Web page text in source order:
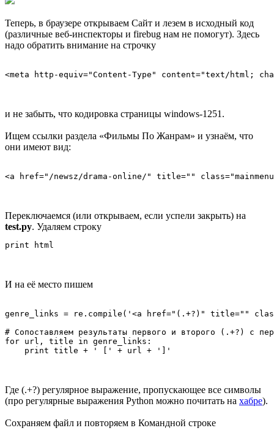
Теперь, в браузере открываем Сайт и лезем в исходный код
(различные веб-инспекторы и firebug нам не помогут). Здесь
надо обратить внимание на строчку
и не забыть, что кодировка страницы windows-1251.
Ищем ссылки раздела «Фильмы По Жанрам» и узнаём, что
они имеют вид:
Переключаемся (или открываем, если успели закрыть) на
test.py. Удаляем строку
И на её место пишем
genre_links = re.compile('<a href="(.+?)" title=""
# Сопоставляем результаты первого и второго (.+?) с
for url, title in genre_links:
Где (.+?) регулярное выражение, пропускающее все символы
(про регулярные выражения Python можно почитать на хабре).
Сохраняем файл и повторяем в Командной строке